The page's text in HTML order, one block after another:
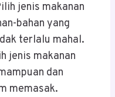
jenis makanan
bahan yang
terlalu mahal.
jenis makanan
dan
memasak.